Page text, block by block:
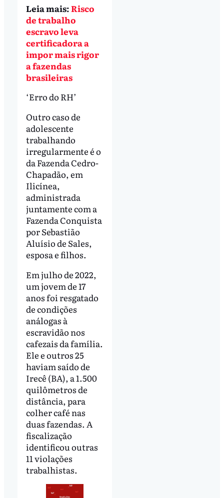
Leia mais:Risco
de trabalho
escravo leva
certificadora a
impor mais rigor
a fazendas
brasileiras
‘Erro do RH’
Outro caso de
adolescente
trabalhando
irregularmente é o
da Fazenda Cedro-
Chapadão, em
Ilicínea,
administrada
juntamente com a
Fazenda Conquista
por Sebastião
Aluísio de Sales,
esposa e filhos.
Em julho de 2022,
um jovem de 17
anos foi resgatado
de condições
análogas à
escravidão nos
cafezais da família.
Ele e outros 25
haviam saído de
Irecê (BA), a 1.500
quilômetros de
distância, para
colher café nas
duas fazendas. A
fiscalização
identificou outras
11 violações
trabalhistas.